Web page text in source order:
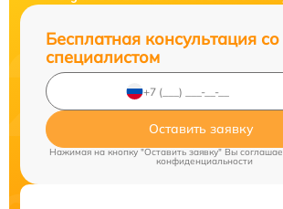
Бесплатная консультация со
специалистом
Оставить заявку
Нажимая на кнопку "Оставить заявку" Вы
конфиденциальности